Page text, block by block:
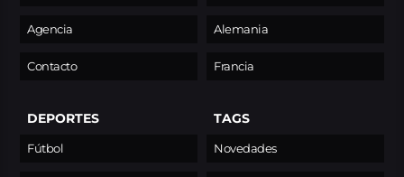
Agencia
Contacto
Alemania
Francia
DEPORTES
Fútbol
TAGS
Novedades